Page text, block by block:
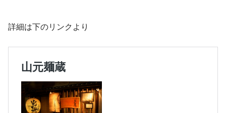
詳細は下のリンクより